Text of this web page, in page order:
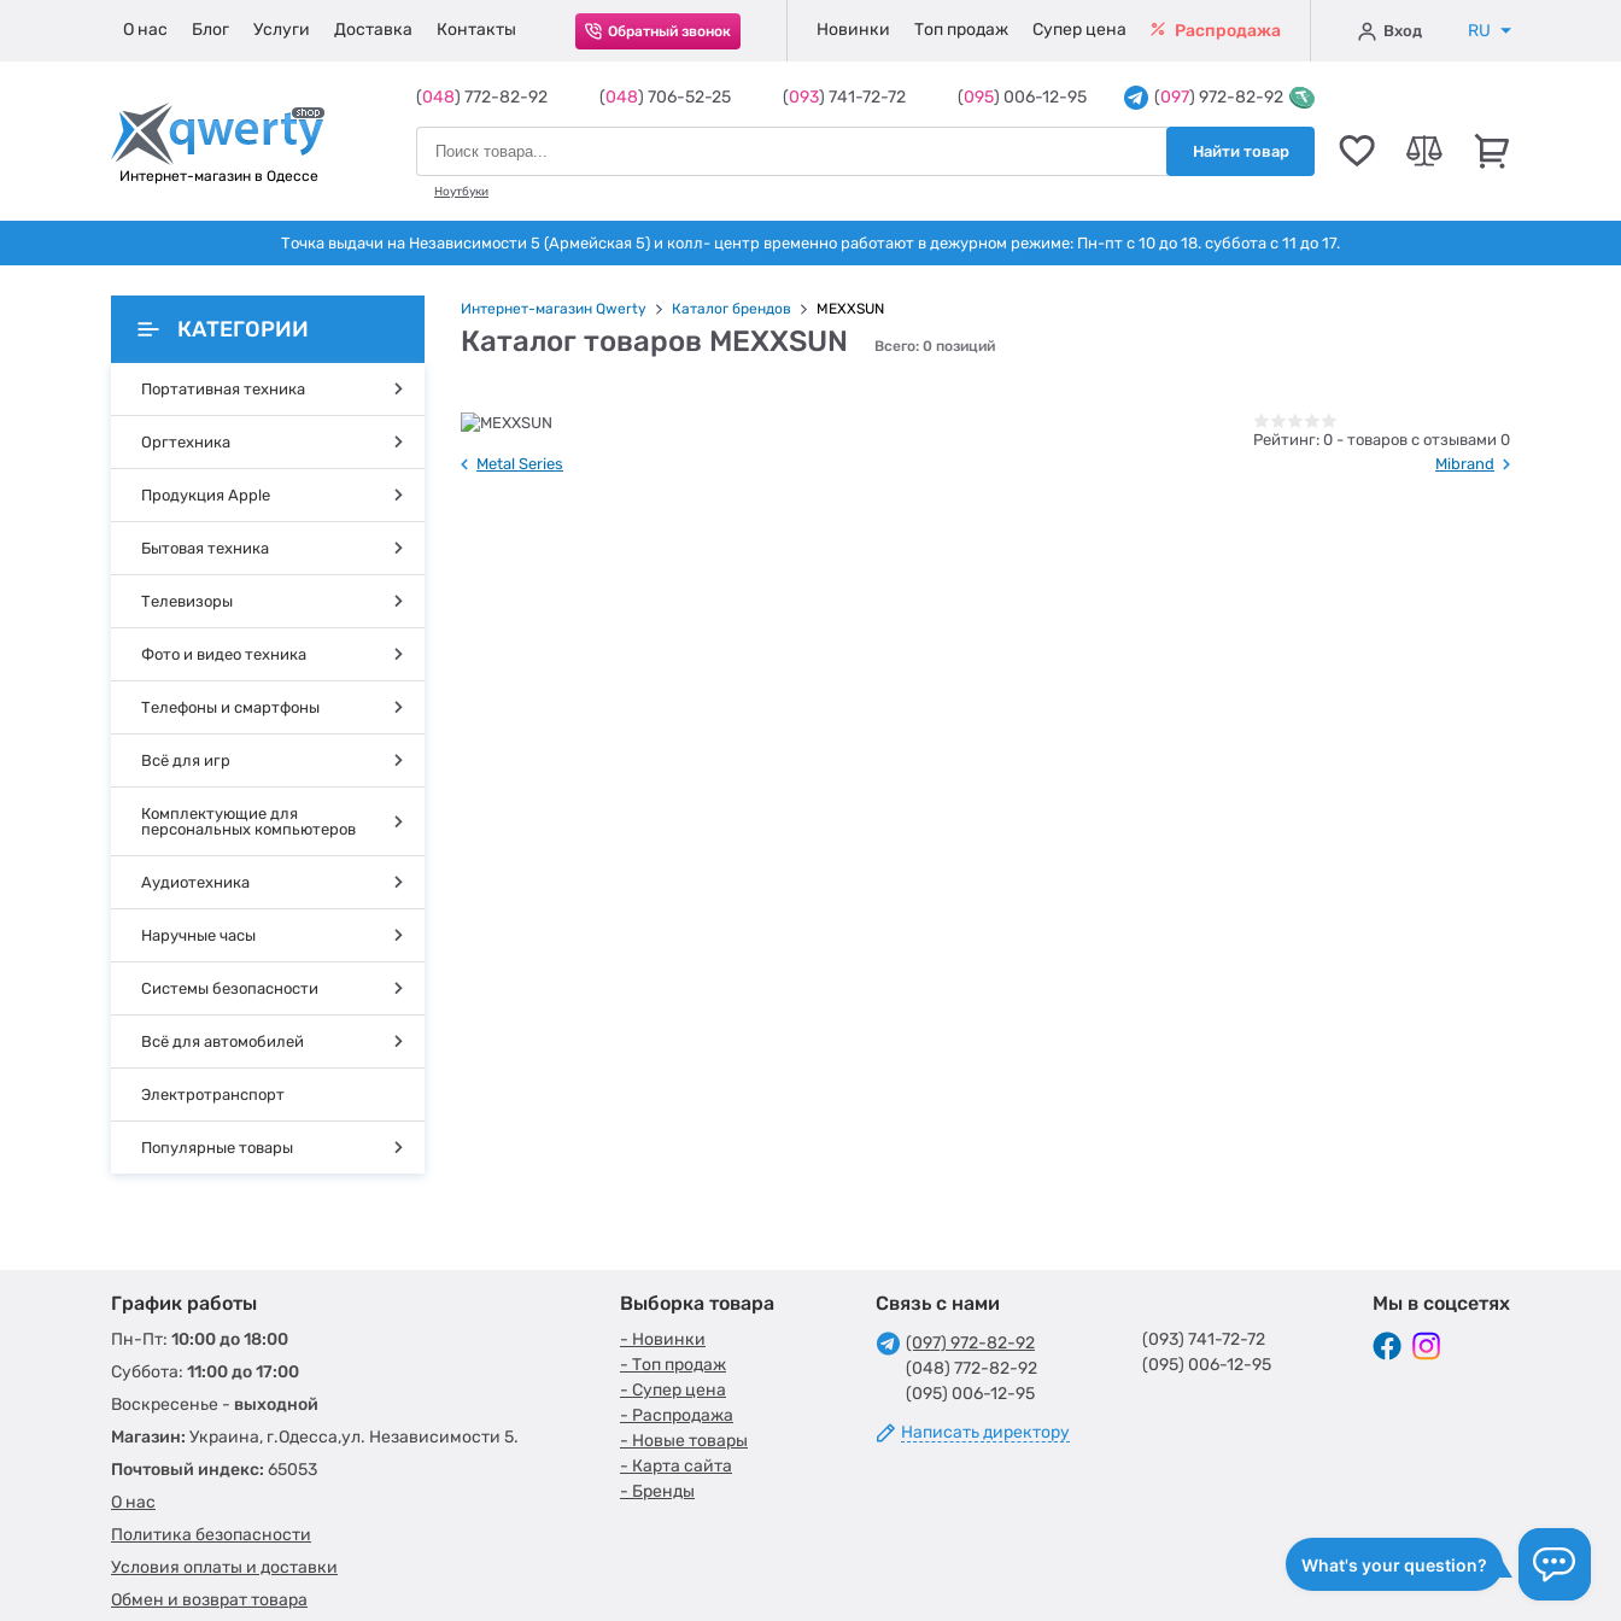
О нас Блог Услуги Доставка Контакты Обратный звонок Новинки Топ продаж Супер цена Распродажа Вход RU
Интернет-магазин в Одессе
(048) 772-82-92 (048) 706-52-25 (093) 741-72-72 (095) 006-12-95 (097) 972-82-92
Найти товар
Ноутбуки
Точка выдачи на Независимости 5 (Армейская 5) и колл- центр временно работают в дежурном режиме: Пн-пт с 10 до 18. суббота с 11 до 17.
КАТЕГОРИИ
Портативная техника
Оргтехника
Продукция Apple
Бытовая техника
Телевизоры
Фото и видео техника
Телефоны и смартфоны
Всё для игр
Комплектующие для
персональных компьютеров
Аудиотехника
Наручные часы
Системы безопасности
Всё для автомобилей
Электротранспорт
Популярные товары
Интернет-магазин Qwerty Каталог брендов MEXXSUN
Каталог товаров MEXXSUN Всего: 0 позиций
Рейтинг: 0 - товаров с отзывами 0
Metal Series
Mibrand
График работы
Пн-Пт: 10:00 до 18:00
Суббота: 11:00 до 17:00
Воскресенье - выходной
Магазин: Украина, г.Одесса,ул. Независимости 5.
Почтовый индекс: 65053
О нас
Политика безопасности
Условия оплаты и доставки
Обмен и возврат товара
Выборка товара
- Новинки
- Топ продаж
- Супер цена
- Распродажа
- Новые товары
- Карта сайта
- Бренды
Связь с нами
(097) 972-82-92
(048) 772-82-92
(095) 006-12-95
Написать директору
(093) 741-72-72
(095) 006-12-95
Мы в соцсетях